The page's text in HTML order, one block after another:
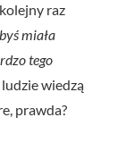
raz
miała
tego
ludzie wiedzą
prawda?